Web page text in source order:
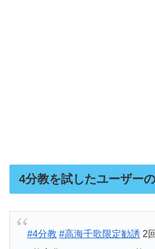
4分教を試したユーザー
#4分教 #高海千歌限定勧誘 2